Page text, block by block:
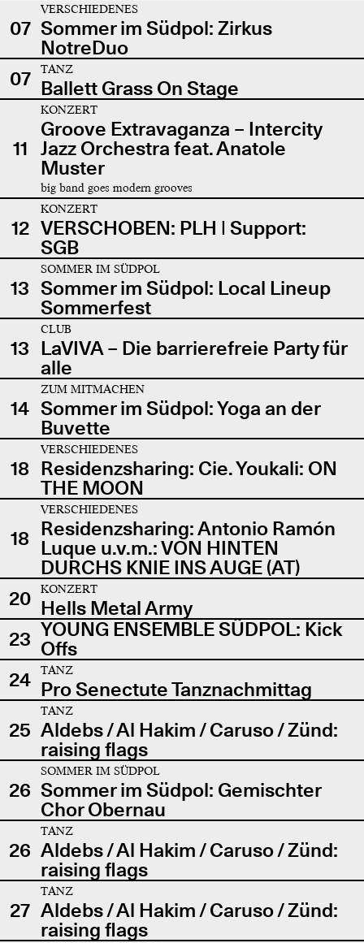
07
VERSCHIEDENES
Sommer im Südpol: Zirkus
NotreDuo
07
TANZ
Ballett Grass On Stage
11
KONZERT
Groove Extravaganza – Intercity
Jazz Orchestra feat. Anatole
Muster
big band goes modern grooves
12
KONZERT
VERSCHOBEN: PLH | Support:
SGB
13
SOMMER IM SÜDPOL
Sommer im Südpol: Local Lineup
Sommerfest
13
CLUB
LaVIVA – Die barrierefreie Party für
alle
14
ZUM MITMACHEN
Sommer im Südpol: Yoga an der
Buvette
18
VERSCHIEDENES
Residenzsharing: Cie. Youkali: ON
THE MOON
18
VERSCHIEDENES
Residenzsharing: Antonio Ramón
Luque u.v.m.: VON HINTEN
DURCHS KNIE INS AUGE (AT)
20
KONZERT
Hells Metal Army
23 YOUNG ENSEMBLE SÜDPOL: Kick
Offs
24
TANZ
Pro Senectute Tanznachmittag
25
TANZ
Aldebs / Al Hakim / Caruso / Zünd:
raising flags
26
SOMMER IM SÜDPOL
Sommer im Südpol: Gemischter
Chor Obernau
26
TANZ
Aldebs / Al Hakim / Caruso / Zünd:
raising flags
27
TANZ
Aldebs / Al Hakim / Caruso / Zünd:
raising flags